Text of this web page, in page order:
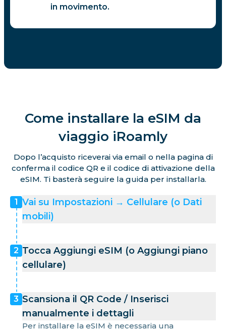
in movimento.
Come installare la eSIM da
viaggio iRoamly
Dopo l’acquisto riceverai via email o nella pagina di
conferma il codice QR e il codice di attivazione della
eSIM. Ti basterà seguire la guida per installarla.
1 Vai su Impostazioni → Cellulare (o Dati
mobili)
2 Tocca Aggiungi eSIM (o Aggiungi piano
cellulare)
3 Scansiona il QR Code / Inserisci
manualmente i dettagli
Per installare la eSIM è necessaria una